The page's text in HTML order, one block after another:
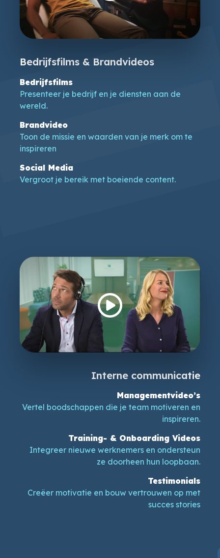
Bedrijfsfilms & Brandvideos
Bedrijfsfilms
Presenteer je bedrijf en je diensten aan de
wereld.
Brandvideo
Toon de missie en waarden van je merk om te
inspireren
Social Media
Vergroot je bereik met boeiende content.
Interne communicatie
Managementvideo’s
Vertel boodschappen die je team motiveren en
inspireren.
Training- & Onboarding Videos
Integreer nieuwe werknemers en ondersteun
ze doorheen hun loopbaan.
Testimonials
Creëer motivatie en bouw vertrouwen op met
succes stories